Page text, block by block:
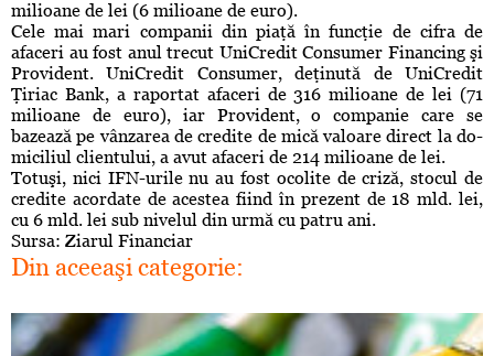
milioane de lei (6 milioane de euro).
Cele mai mari companii din piaţă în funcţie de cifra de
afaceri au fost anul trecut UniCredit Con­sumer Financing şi
Provi­dent. UniCre­dit Con­su­mer, deţinută de UniCredit
Ţiriac Bank, a raportat afa­ceri de 316 milioane de lei (71
milioane de euro), iar Pro­vi­dent, o com­pa­nie care se
bazează pe vânzarea de cre­di­te de mică valoare di­rect la do­
mi­ciliul clientului, a avut afaceri de 214 milioane de lei.
Totuşi, nici IFN-urile nu au fost oco­lite de criză, stocul de
credite acor­date de acestea fiind în prezent de 18 mld. lei,
cu 6 mld. lei sub nivelul din urmă cu patru ani.
Sursa: Ziarul Financiar
Din aceeaşi categorie: